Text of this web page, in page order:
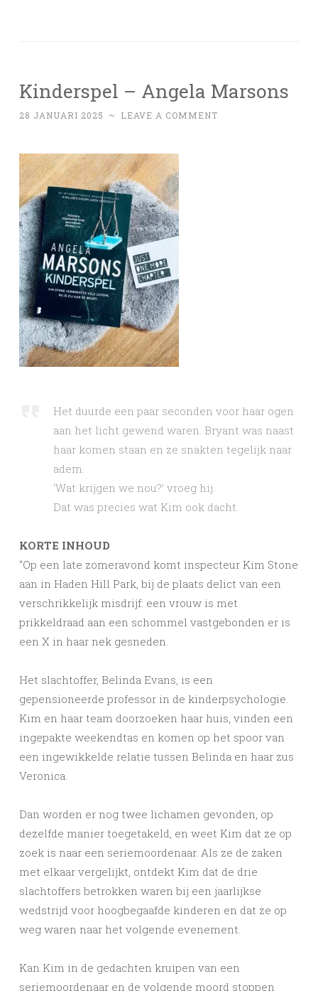
Kinderspel – Angela Marsons
28 JANUARI 2025 ~ LEAVE A COMMENT
Het duurde een paar seconden voor haar ogen
aan het licht gewend waren. Bryant was naast
haar komen staan en ze snakten tegelijk naar
adem.
‘Wat krijgen we nou?’ vroeg hij.
Dat was precies wat Kim ook dacht.
KORTE INHOUD
“Op een late zomeravond komt inspecteur Kim Stone
aan in Haden Hill Park, bij de plaats delict van een
verschrikkelijk misdrijf: een vrouw is met
prikkeldraad aan een schommel vastgebonden er is
een X in haar nek gesneden.
Het slachtoffer, Belinda Evans, is een
gepensioneerde professor in de kinderpsychologie.
Kim en haar team doorzoeken haar huis, vinden een
ingepakte weekendtas en komen op het spoor van
een ingewikkelde relatie tussen Belinda en haar zus
Veronica.
Dan worden er nog twee lichamen gevonden, op
dezelfde manier toe­getakeld, en weet Kim dat ze op
zoek is naar een seriemoordenaar. Als ze de zaken
met elkaar vergelijkt, ontdekt Kim dat de drie
slachtoffers betrokken waren bij een jaarlijkse
wedstrijd voor hoogbegaafde kinderen en dat ze op
weg waren naar het volgende evenement.
Kan Kim in de gedachten kruipen van een
seriemoordenaar en de volgende moord stoppen